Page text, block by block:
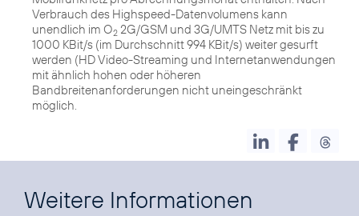
Verbrauch des Highspeed-Datenvolumens kann
unendlich im O2 2G/GSM und 3G/UMTS Netz mit bis zu
1000 KBit/s (im Durchschnitt 994 KBit/s) weiter gesurft
werden (HD Video-Streaming und Internetanwendungen
mit ähnlich hohen oder höheren
Bandbreitenanforderungen nicht uneingeschränkt
möglich.
Weitere Informationen